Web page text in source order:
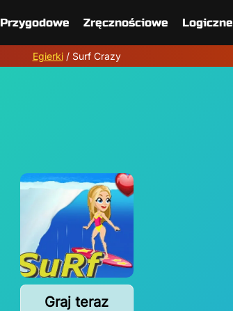
Przygodowe Zręcznościowe Logiczne
Egierki/ Surf Crazy
Graj teraz